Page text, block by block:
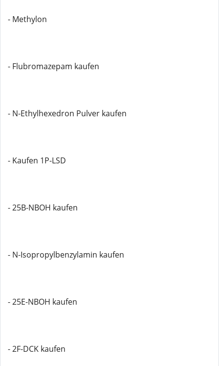
- Methylon
- Flubromazepam kaufen
- N-Ethylhexedron Pulver kaufen
- Kaufen 1P-LSD
- 25B-NBOH kaufen
- N-Isopropylbenzylamin kaufen
- 25E-NBOH kaufen
- 2F-DCK kaufen